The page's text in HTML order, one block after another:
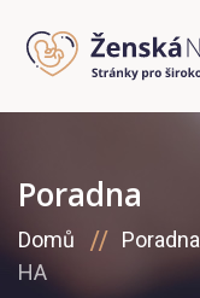
Poradna
Domů Poradna
HA